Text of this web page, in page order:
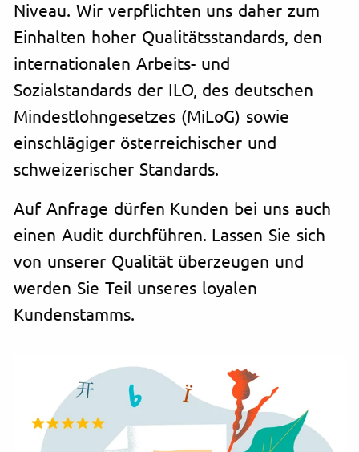
Niveau. Wir verpflichten uns daher zum
Einhalten hoher Qualitätsstandards, den
internationalen Arbeits- und
Sozialstandards der ILO, des deutschen
Mindestlohngesetzes (MiLoG) sowie
einschlägiger österreichischer und
schweizerischer Standards.
Auf Anfrage dürfen Kunden bei uns auch
einen Audit durchführen. Lassen Sie sich
von unserer Qualität überzeugen und
werden Sie Teil unseres loyalen
Kundenstamms.